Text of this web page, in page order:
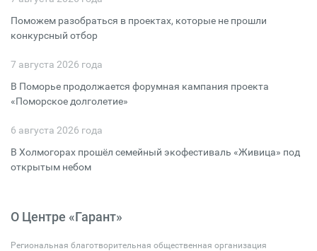
Поможем разобраться в проектах, которые не прошли
конкурсный отбор
7 августа 2026 года
В Поморье продолжается форумная кампания проекта
«Поморское долголетие»
6 августа 2026 года
В Холмогорах прошёл семейный экофестиваль «Живица» под
открытым небом
О Центре «Гарант»
Региональная благотворительная общественная организация